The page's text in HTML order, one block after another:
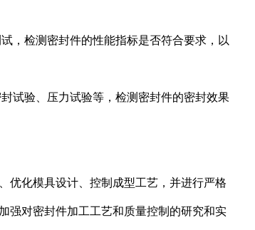
，检测密封件的性能指标是否符合要求，以
试验、压力试验等，检测密封件的密封效果
优化模具设计、控制成型工艺，并进行严格
强对密封件加工工艺和质量控制的研究和实